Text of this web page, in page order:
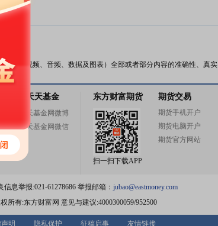
字、视频、音频、数据及图表）全部或者部分内容的准确性、真实
。
关注天天基金
天天基金网微博
天天基金网微信
东方财富期货
扫一扫下载APP
期货交易
期货手机开户
期货电脑开户
期货官方网站
息举报:021-61278686 举报邮箱： jubao@eastmoney.com
所有:东方财富网 意见与建议:4000300059/952500
明 隐私保护 征稿启事 友情链接